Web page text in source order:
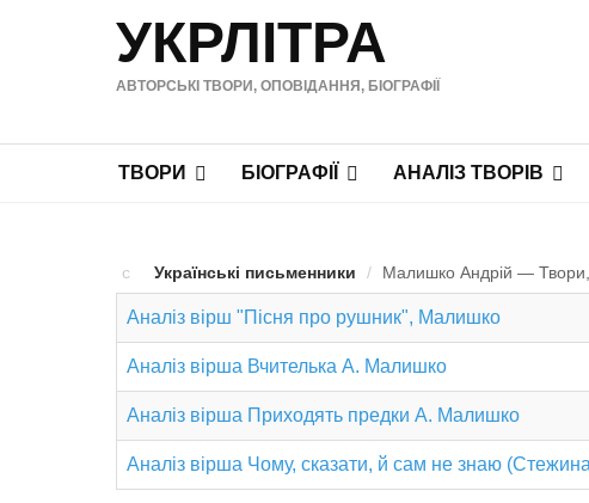
УКРЛІТРА
АВТОРСЬКІ ТВОРИ, ОПОВІДАННЯ, БІОГРАФІЇ
ТВОРИ БІОГРАФІЇ АНАЛІЗ ТВОРІВ
Українські письменники / Малишко Андрій — Твори,
Аналіз вірш "Пісня про рушник", Малишко
Аналіз вірша Вчителька А. Малишко
Аналіз вірша Приходять предки А. Малишко
Аналіз вірша Чому, сказати, й сам не знаю